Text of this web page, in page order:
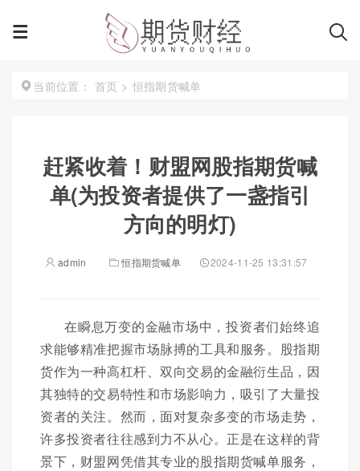
当前位置： 首页 > 恒指期货喊单
赶紧收着！财盟网股指期货喊
单(为投资者提供了一盏指引
方向的明灯)
admin 恒指期货喊单 2024-11-25 13:31:57
在瞬息万变的金融市场中，投资者们始终追
求能够精准把握市场脉搏的工具和服务。股指期
货作为一种高杠杆、双向交易的金融衍生品，因
其独特的交易特性和市场影响力，吸引了大量投
资者的关注。然而，面对复杂多变的市场走势，
许多投资者往往感到力不从心。正是在这样的背
景下，财盟网凭借其专业的股指期货喊单服务，